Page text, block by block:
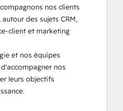
nos clients
des sujets CRM,
client et marketing
et nos équipes
nos
leurs objectifs